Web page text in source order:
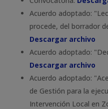
Acuerdo adoptado:
procede, del borrador
Descargar archivo
Acuerdo adoptado:
Descargar archivo
Acuerdo adoptado:
de Gestión para la
Intervención Local en